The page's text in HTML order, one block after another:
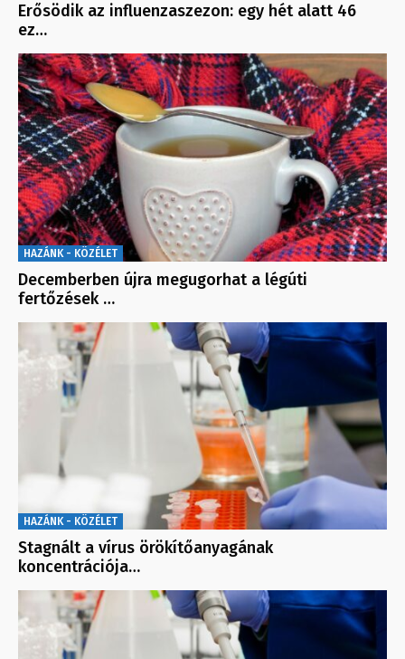
Erősödik az influenzaszezon: egy hét alatt 46
ez…
HAZÁNK - KÖZÉLET
Decemberben újra megugorhat a légúti
fertőzések …
HAZÁNK - KÖZÉLET
Stagnált a vírus örökítőanyagának
koncentrációja…